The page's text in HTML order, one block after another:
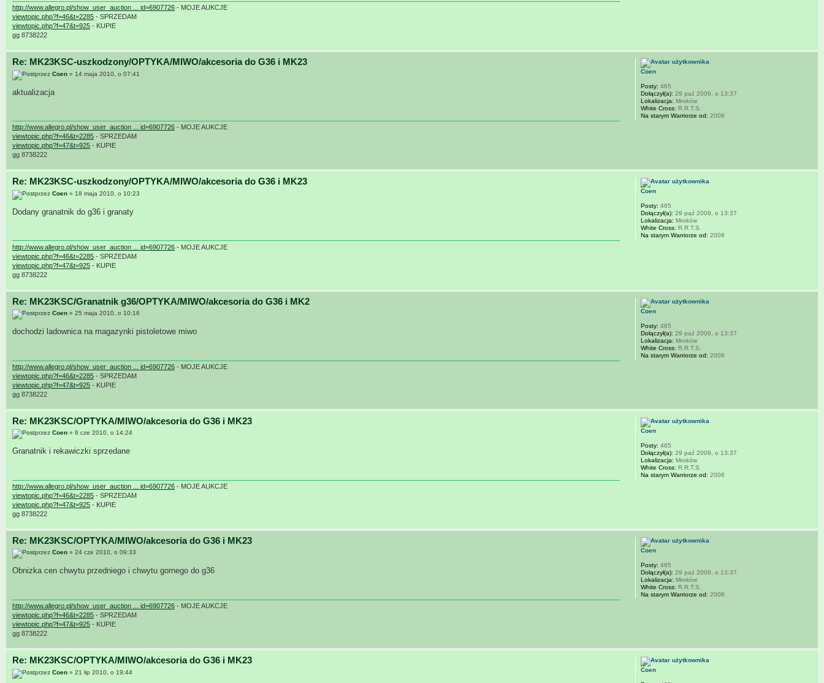
http://www.allegro.pl/show_user_auction ... id=6907726 - MOJE AUKCJE
viewtopic.php?f=46&t=2285 - SPRZEDAM
viewtopic.php?f=47&t=925 - KUPIE
gg 8738222
Re: MK23KSC-uszkodzony/OPTYKA/MIWO/akcesoria do G36 i MK23
przez Coen » 14 maja 2010, o 07:41
aktualizacja
http://www.allegro.pl/show_user_auction ... id=6907726 - MOJE AUKCJE
viewtopic.php?f=46&t=2285 - SPRZEDAM
viewtopic.php?f=47&t=925 - KUPIE
gg 8738222
Coen
Posty: 465
Dołączył(a): 29 paź 2009, o 13:37
Lokalizacja: Mroków
White Cross: R.R.T.S.
Na starym Warriorze od: 2006
Re: MK23KSC-uszkodzony/OPTYKA/MIWO/akcesoria do G36 i MK23
przez Coen » 18 maja 2010, o 10:23
Dodany granatnik do g36 i granaty
http://www.allegro.pl/show_user_auction ... id=6907726 - MOJE AUKCJE
viewtopic.php?f=46&t=2285 - SPRZEDAM
viewtopic.php?f=47&t=925 - KUPIE
gg 8738222
Coen
Posty: 465
Dołączył(a): 29 paź 2009, o 13:37
Lokalizacja: Mroków
White Cross: R.R.T.S.
Na starym Warriorze od: 2006
Re: MK23KSC/Granatnik g36/OPTYKA/MIWO/akcesoria do G36 i MK2
przez Coen » 25 maja 2010, o 10:16
dochodzi ladownica na magazynki pistoletowe miwo
http://www.allegro.pl/show_user_auction ... id=6907726 - MOJE AUKCJE
viewtopic.php?f=46&t=2285 - SPRZEDAM
viewtopic.php?f=47&t=925 - KUPIE
gg 8738222
Coen
Posty: 465
Dołączył(a): 29 paź 2009, o 13:37
Lokalizacja: Mroków
White Cross: R.R.T.S.
Na starym Warriorze od: 2006
Re: MK23KSC/OPTYKA/MIWO/akcesoria do G36 i MK23
przez Coen » 6 cze 2010, o 14:24
Granatnik i rekawiczki sprzedane
http://www.allegro.pl/show_user_auction ... id=6907726 - MOJE AUKCJE
viewtopic.php?f=46&t=2285 - SPRZEDAM
viewtopic.php?f=47&t=925 - KUPIE
gg 8738222
Coen
Posty: 465
Dołączył(a): 29 paź 2009, o 13:37
Lokalizacja: Mroków
White Cross: R.R.T.S.
Na starym Warriorze od: 2006
Re: MK23KSC/OPTYKA/MIWO/akcesoria do G36 i MK23
przez Coen » 24 cze 2010, o 09:33
Obnizka cen chwytu przedniego i chwytu gornego do g36
http://www.allegro.pl/show_user_auction ... id=6907726 - MOJE AUKCJE
viewtopic.php?f=46&t=2285 - SPRZEDAM
viewtopic.php?f=47&t=925 - KUPIE
gg 8738222
Coen
Posty: 465
Dołączył(a): 29 paź 2009, o 13:37
Lokalizacja: Mroków
White Cross: R.R.T.S.
Na starym Warriorze od: 2006
Re: MK23KSC/OPTYKA/MIWO/akcesoria do G36 i MK23
przez Coen » 21 lip 2010, o 19:44 Coen